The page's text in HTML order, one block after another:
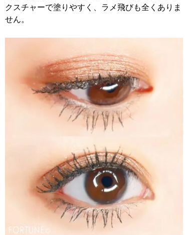
クスチャーで塗りやすく、ラメ飛びも全くありま
せん。